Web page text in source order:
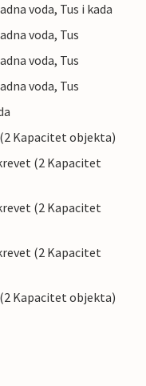
voda, Tus i kada
voda, Tus
voda, Tus
voda, Tus
Kapacitet objekta)
(2 Kapacitet
(2 Kapacitet
(2 Kapacitet
Kapacitet objekta)